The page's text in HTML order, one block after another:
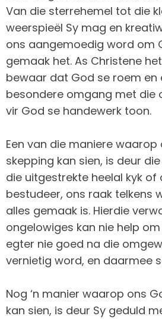
Van die sterrehemel tot die
weerspieël Sy mag en
ons aangemoedig word om
gemaak het. As Christene
bewaar dat God se roem en
besondere omgang met die
vir God se handewerk toon.
Een van die maniere
skepping kan sien, is deur
die uitgestrekte heelal kyk
bestudeer, ons raak telkens
alles gemaak is. Hierdie
ongelowiges kan nie help
egter nie goed na die
vernietig word, en daarmee
Nog ‘n manier waarop ons
kan sien, is deur Sy geduld